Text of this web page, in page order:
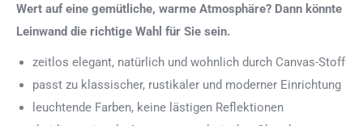
Wert auf eine gemütliche, warme Atmosphäre? Dann könnte
Leinwand die richtige Wahl für Sie sein.
zeitlos elegant, natürlich und wohnlich durch Canvas-Stoff
passt zu klassischer, rustikaler und moderner Einrichtung
leuchtende Farben, keine lästigen Reflektionen